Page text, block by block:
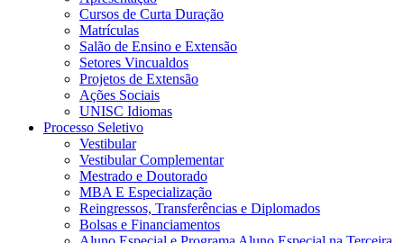
Cursos de Curta Duração
Matrículas
Salão de Ensino e Extensão
Setores Vincualdos
Projetos de Extensão
Ações Sociais
UNISC Idiomas
Processo Seletivo
Vestibular
Vestibular Complementar
Mestrado e Doutorado
MBA E Especialização
Reingressos, Transferências e Diplomados
Bolsas e Financiamentos